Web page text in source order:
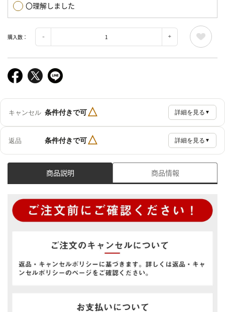
〇理解しました
購入数：
キャンセル 条件付きで可△ 詳細を見る ▼
返品 条件付きで可△ 詳細を見る ▼
商品説明 商品情報